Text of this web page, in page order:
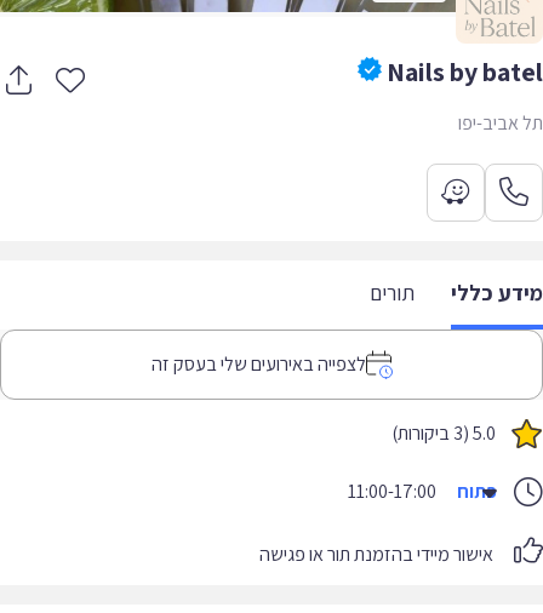
Nails by
יפו
כללי תורים
לצפייה באירועים שלי בעסק זה
5.0 (3 ביקורות)
פתוח 11:00-17:00
אישור מיידי בהזמנת תור או פגישה